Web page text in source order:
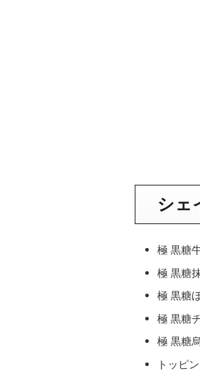
シェ
極 黒糖
極 黒糖
極 黒糖
極 黒糖
極 黒糖
トッピ